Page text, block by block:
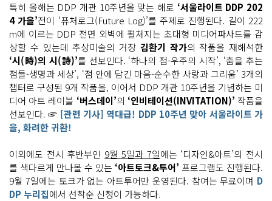
특히 올해는 DDP 개관 10주년을 맞는 해로 ‘서울라이트 DDP 202
4 가을’전이 ‘퓨처로그(Future Log)’를 주제로 진행된다. 길이 222
m에 이르는 DDP 전면 외벽에 펼쳐지는 초대형 미디어파사드를 감
상할 수 있는데 추상미술의 거장 김환기 작가의 작품을 재해석한
‘시(時)의 시(詩)’를 선보인다. ‘하나의 점-우주의 시작’, ‘춤을 추는
점들-생명과 세상’, ‘점 안에 담긴 마음-순수한 사랑과 그리움’ 3개의
챕터로 구성된 9개 작품을, 이어서 DDP 개관 10주년을 기념하는 미
디어 아트 레이블 ‘버스데이’의 ‘인비테이션(INVITATION)’ 작품을
선보인다. ☞ [관련 기사] 역대급! DDP 10주년 맞아 서울라이트 가
을, 화려한 귀환!
이외에도 전시 후반부인 9월 5일과 7일에는 ‘디자인&아트’의 전시
를 색다르게 만나볼 수 있는 ‘아트토크&투어’ 프로그램도 진행된다.
9월 7일에는 토크가 없는 아트투어만 운영된다. 참여는 무료이며 D
DP 누리집에서 선착순 신청이 가능하다.